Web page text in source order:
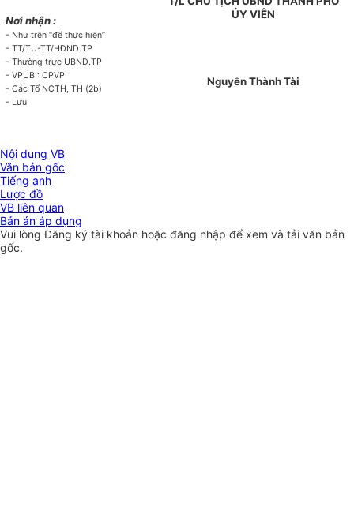
Nơi nhận :
- Như trên “để thực hiện”
- TT/TU-TT/HĐND.TP
- Thường trực UBND.TP
- VPUB : CPVP
- Các Tổ NCTH, TH (2b)
- Lưu
ỦY VIÊN
Nguyễn Thành Tài
Nội dung VB
Văn bản gốc
Tiếng anh
Lược đồ
VB liên quan
Bản án áp dụng
Vui lòngĐăng ký tài khoản hoặc đăng nhập để xem và tải văn bản
gốc.